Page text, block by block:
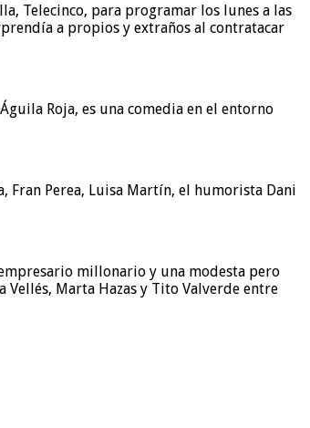
Telecinco, para programar los lunes a las
a propios y extraños al contratacar
Roja, es una comedia en el entorno
Fran Perea, Luisa Martín, el humorista Dani
millonario y una modesta pero
Vellés, Marta Hazas y Tito Valverde entre